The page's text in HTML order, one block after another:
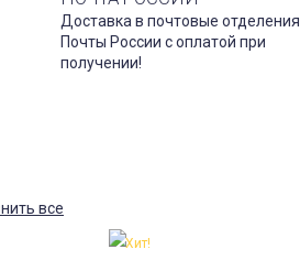
Доставка в почтовые отделения
Почты России с оплатой при
получении!
все
Хит!